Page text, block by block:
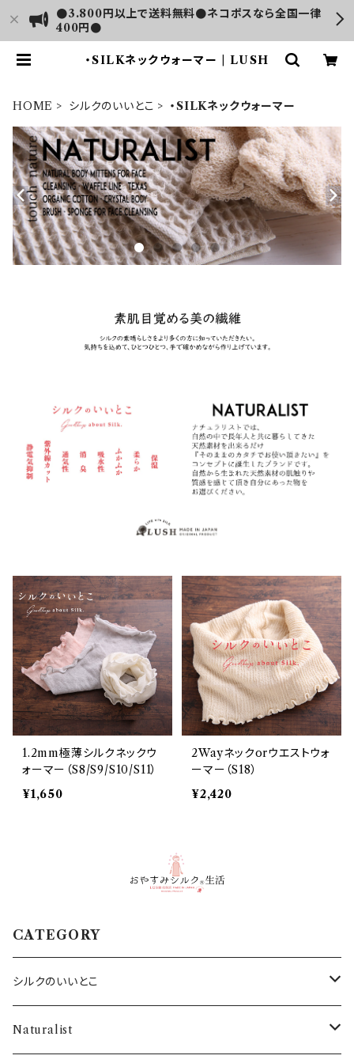
●3.800円以上で送料無料●ネコポスなら全国一律
400円●
・SILKネックウォーマー | LUSH
HOME シルクのいいとこ ・SILKネックウォーマー
1.2mm極薄シルクネックウ
ォーマー（S8/S9/S10/S11）
¥1,650
2Wayネックorウエストウォ
ーマー（S18）
¥2,420
CATEGORY
シルクのいいとこ
・SILKシャツ
Naturalist